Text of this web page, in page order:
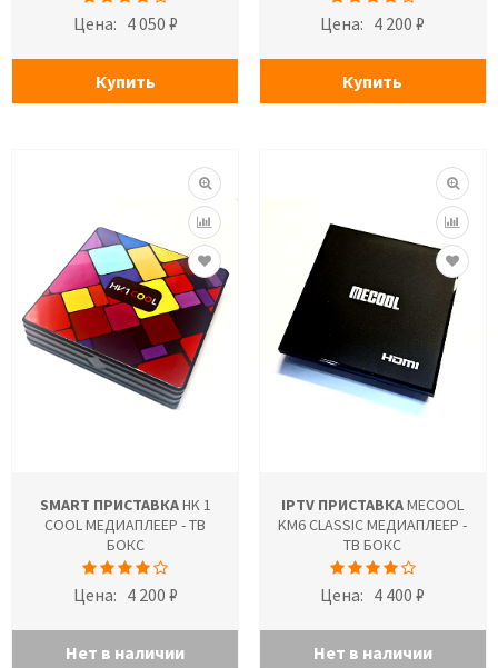
Цена: 4 050 ₽
Купить
Цена: 4 200 ₽
Купить
SMART ПРИСТАВКАHK 1
COOL МЕДИАПЛЕЕР - ТВ
БОКС
Цена: 4 200 ₽
Нет в наличии
IPTV ПРИСТАВКАMECOOL
KM6 CLASSIC МЕДИАПЛЕЕР -
ТВ БОКС
Цена: 4 400 ₽
Нет в наличии